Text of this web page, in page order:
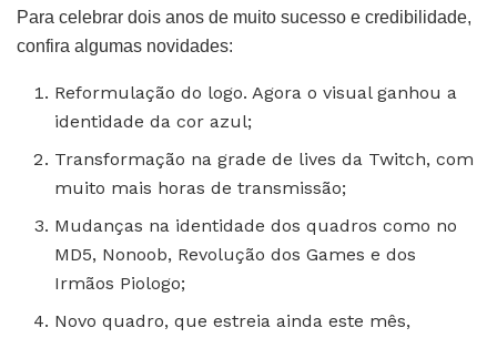
Para celebrar dois anos de muito sucesso e credibilidade,
confira algumas novidades:
Reformulação do logo. Agora o visual ganhou a
identidade da cor azul;
Transformação na grade de lives da Twitch, com
muito mais horas de transmissão;
Mudanças na identidade dos quadros como no
MD5, Nonoob, Revolução dos Games e dos
Irmãos Piologo;
Novo quadro, que estreia ainda este mês,